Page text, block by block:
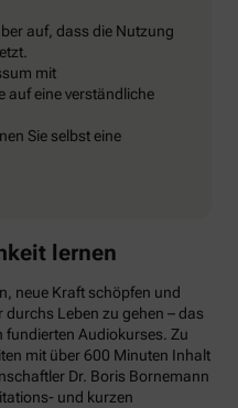
auf, dass die Nutzung
mit
auf eine verständliche
Sie selbst eine
lernen
neue Kraft schöpfen und
Leben zu gehen – das
fundierten Audiokurses. Zu
mit über 600 Minuten Inhalt
Dr. Boris Bornemann
und kurzen